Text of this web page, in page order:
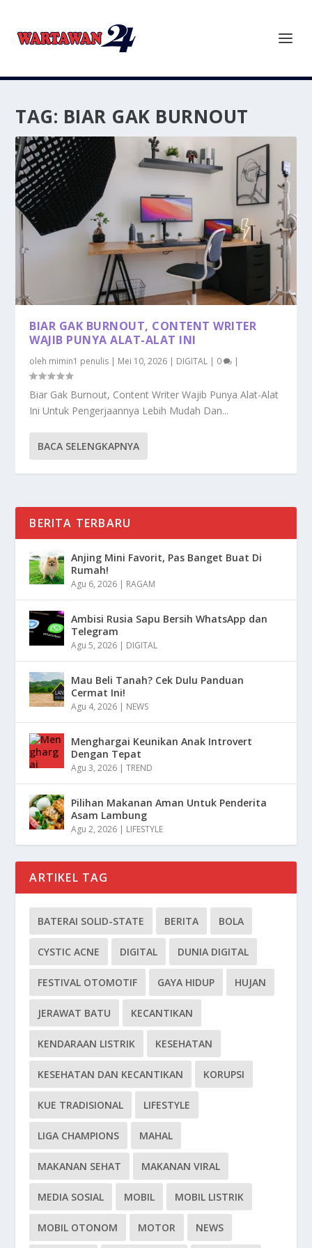
TAG: BIAR GAK BURNOUT
BIAR GAK BURNOUT, CONTENT WRITER
WAJIB PUNYA ALAT-ALAT INI
oleh mimin1 penulis | Mei 10, 2026 | DIGITAL | 0 |
Biar Gak Burnout, Content Writer Wajib Punya Alat-Alat
Ini Untuk Pengerjaannya Lebih Mudah Dan...
BACA SELENGKAPNYA
BERITA TERBARU
Anjing Mini Favorit, Pas Banget Buat Di
Rumah!
Agu 6, 2026 | RAGAM
Ambisi Rusia Sapu Bersih WhatsApp dan
Telegram
Agu 5, 2026 | DIGITAL
Mau Beli Tanah? Cek Dulu Panduan
Cermat Ini!
Agu 4, 2026 | NEWS
Menghargai Keunikan Anak Introvert
Dengan Tepat
Agu 3, 2026 |TREND
Pilihan Makanan Aman Untuk Penderita
Asam Lambung
Agu 2, 2026 | LIFESTYLE
ARTIKEL TAG
BATERAI SOLID-STATE BERITA BOLA
CYSTIC ACNE DIGITAL DUNIA DIGITAL
FESTIVAL OTOMOTIF GAYA HIDUP HUJAN
JERAWAT BATU KECANTIKAN
KENDARAAN LISTRIK KESEHATAN
KESEHATAN DAN KECANTIKAN KORUPSI
KUE TRADISIONAL LIFESTYLE
LIGA CHAMPIONS MAHAL
MAKANAN SEHAT MAKANAN VIRAL
MEDIA SOSIAL MOBIL MOBIL LISTRIK
MOBIL OTONOM MOTOR NEWS